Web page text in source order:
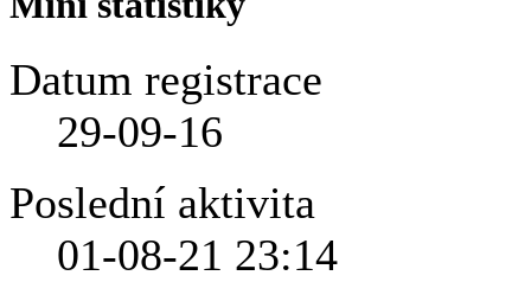
Datum registrace
29-09-16
Poslední aktivita
01-08-21 23:14